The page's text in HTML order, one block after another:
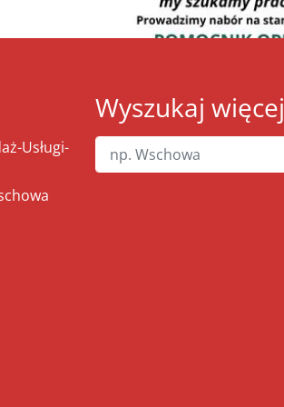
Usługi-
Wyszukaj więcej